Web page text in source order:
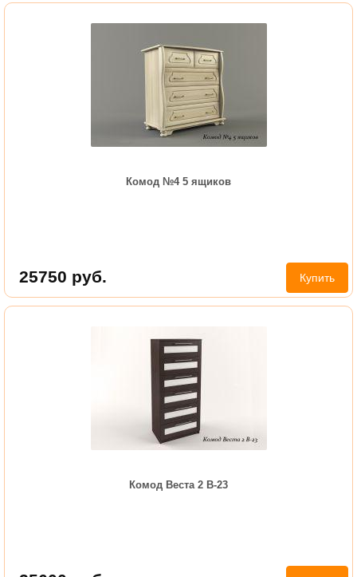
Комод №4 5 ящиков
25750 руб. Купить
Комод Веста 2 В-23